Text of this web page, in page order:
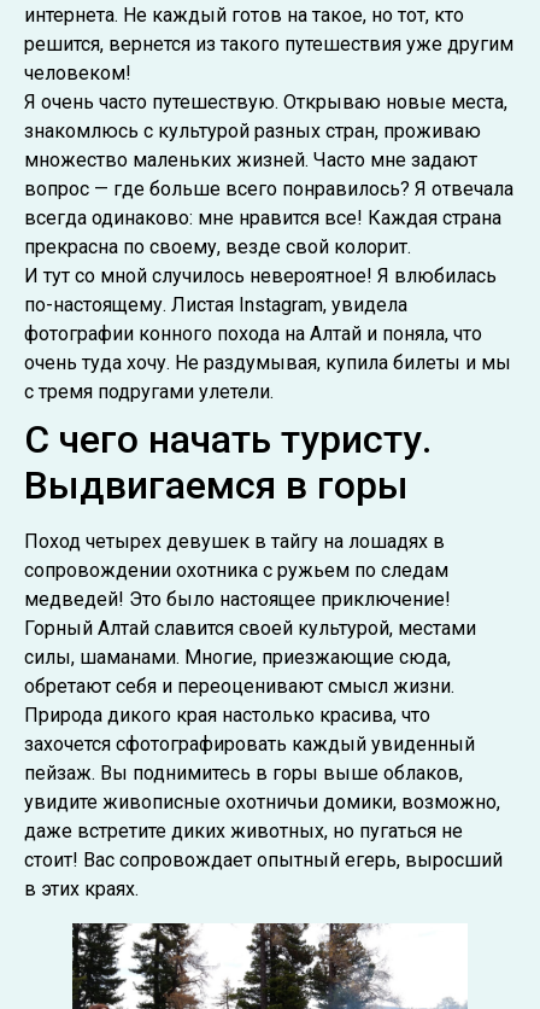
интернета. Не каждый готов на такое, но тот, кто
решится, вернется из такого путешествия уже другим
человеком!
Я очень часто путешествую. Открываю новые места,
знакомлюсь с культурой разных стран, проживаю
множество маленьких жизней. Часто мне задают
вопрос — где больше всего понравилось? Я отвечала
всегда одинаково: мне нравится все! Каждая страна
прекрасна по своему, везде свой колорит.
И тут со мной случилось невероятное! Я влюбилась
по-настоящему. Листая Instagram, увидела
фотографии конного похода на Алтай и поняла, что
очень туда хочу. Не раздумывая, купила билеты и мы
с тремя подругами улетели.
С чего начать туристу.
Выдвигаемся в горы
Поход четырех девушек в тайгу на лошадях в
сопровождении охотника с ружьем по следам
медведей! Это было настоящее приключение!
Горный Алтай славится своей культурой, местами
силы, шаманами. Многие, приезжающие сюда,
обретают себя и переоценивают смысл жизни.
Природа дикого края настолько красива, что
захочется сфотографировать каждый увиденный
пейзаж. Вы поднимитесь в горы выше облаков,
увидите живописные охотничьи домики, возможно,
даже встретите диких животных, но пугаться не
стоит! Вас сопровождает опытный егерь, выросший
в этих краях.